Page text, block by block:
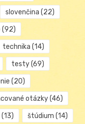
slovenčina (22)
(92)
technika (14)
testy(69)
(20)
otázky(46)
(13) štúdium (14)